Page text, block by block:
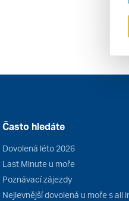
Často hledáte
Dovolená léto 2026
Last Minute u moře
Poznávací zájezdy
Nejlevnější dovolená u moře s all